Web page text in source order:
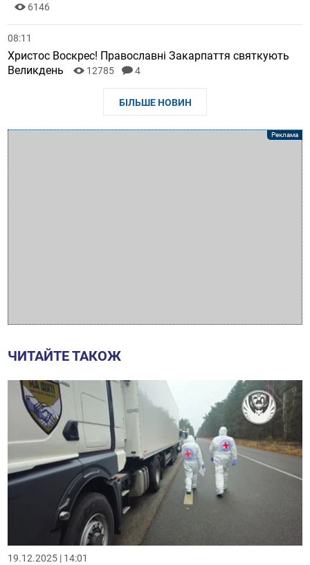
6146
08:11
Христос Воскрес! Православні Закарпаття святкують
Великдень
12785 4
БІЛЬШЕ НОВИН
ЧИТАЙТЕ ТАКОЖ
19.12.2025 | 14:01